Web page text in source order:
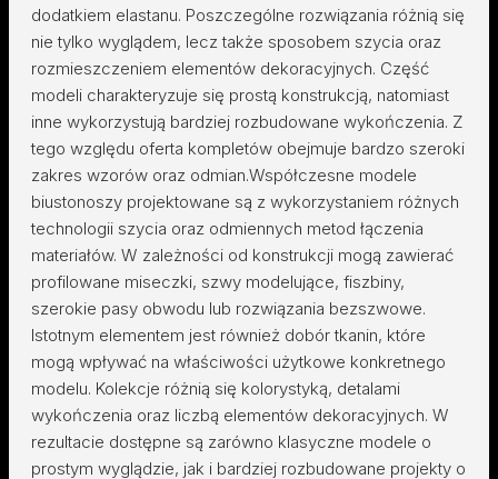
dodatkiem elastanu. Poszczególne rozwiązania różnią się
nie tylko wyglądem, lecz także sposobem szycia oraz
rozmieszczeniem elementów dekoracyjnych. Część
modeli charakteryzuje się prostą konstrukcją, natomiast
inne wykorzystują bardziej rozbudowane wykończenia. Z
tego względu oferta kompletów obejmuje bardzo szeroki
zakres wzorów oraz odmian.Współczesne modele
biustonoszy projektowane są z wykorzystaniem różnych
technologii szycia oraz odmiennych metod łączenia
materiałów. W zależności od konstrukcji mogą zawierać
profilowane miseczki, szwy modelujące, fiszbiny,
szerokie pasy obwodu lub rozwiązania bezszwowe.
Istotnym elementem jest również dobór tkanin, które
mogą wpływać na właściwości użytkowe konkretnego
modelu. Kolekcje różnią się kolorystyką, detalami
wykończenia oraz liczbą elementów dekoracyjnych. W
rezultacie dostępne są zarówno klasyczne modele o
prostym wyglądzie, jak i bardziej rozbudowane projekty o